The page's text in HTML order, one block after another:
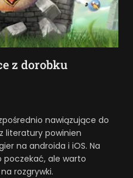
z dorobku
nawiązujące do
literatury powinien
na androida i iOS. Na
ale warto
rozgrywki.